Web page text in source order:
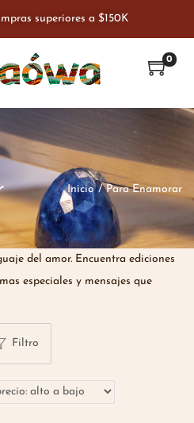
superiores a $150K
0
Inicio / Para Enamorar
del amor. Encuentra ediciones
especiales y mensajes que
Filtro